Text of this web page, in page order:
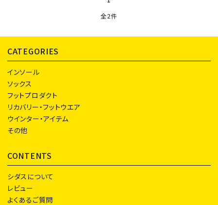
全2件
カテゴリー
CATEGORIES
インソール
ソックス
フットプロダクト
リカバリー・フットウエア
ウインター・アイテム
その他
CONTENTS
シダスについて
レビュー
よくあるご質問